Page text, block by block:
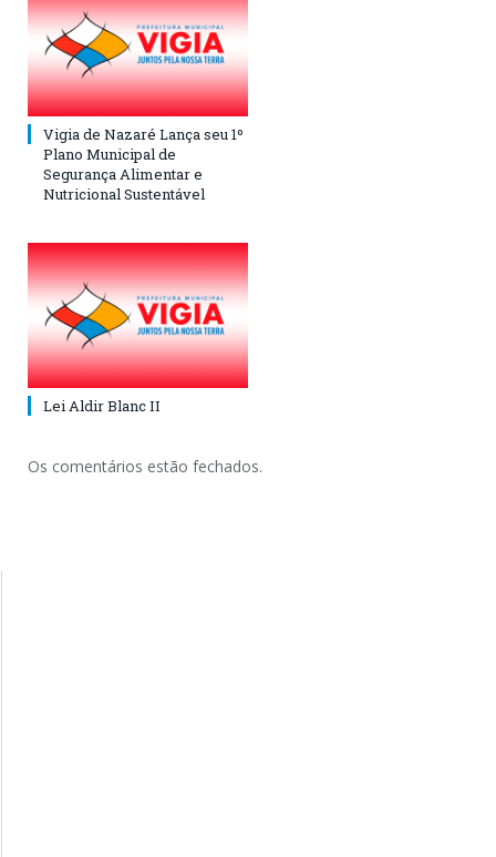
Vigia de Nazaré Lança seu 1º
Plano Municipal de
Segurança Alimentar e
Nutricional Sustentável
Lei Aldir Blanc II
Os comentários estão fechados.